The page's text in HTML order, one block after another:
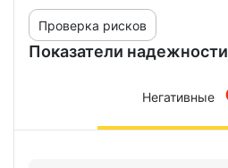
Показатели надежности
Проверка рисков
Негативные